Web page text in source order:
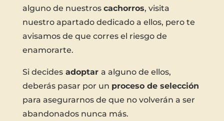
alguno de nuestros cachorros, visita
nuestro apartado dedicado a ellos, pero te
avisamos de que corres el riesgo de
enamorarte.
Si decidesadoptar a alguno de ellos,
deberás pasar por un proceso de selección
para asegurarnos de que no volverán a ser
abandonados nunca más.